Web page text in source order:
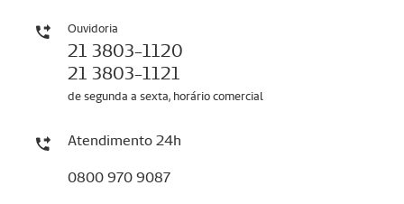
Ouvidoria
21 3803-1120
21 3803-1121
de segunda a sexta, horário comercial
Atendimento 24h
0800 970 9087